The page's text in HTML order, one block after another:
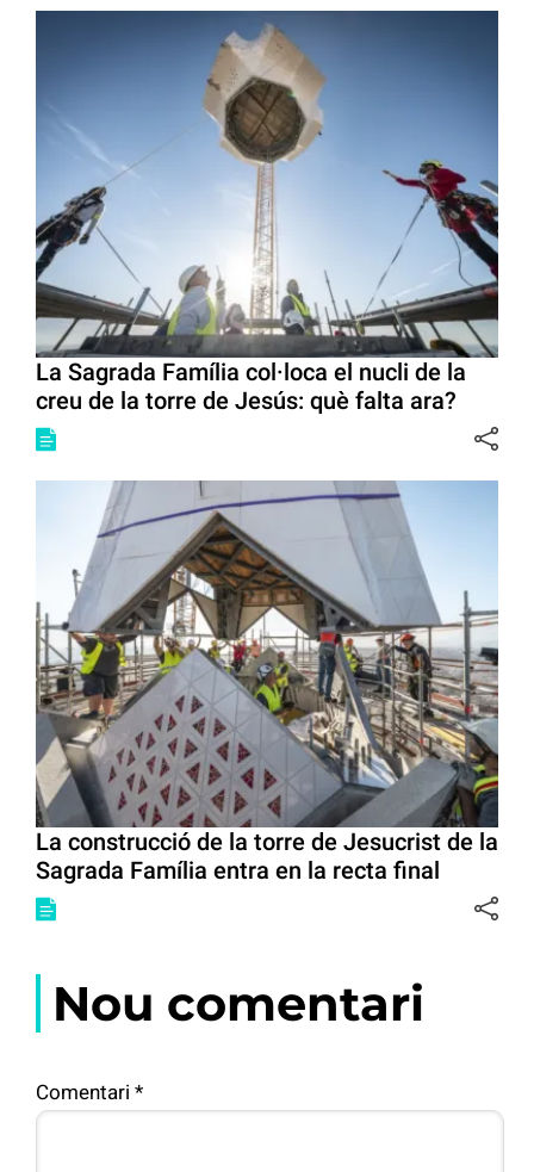
La Sagrada Família col·loca el nucli de la
creu de la torre de Jesús: què falta ara?
La construcció de la torre de Jesucrist de la
Sagrada Família entra en la recta final
Nou comentari
Comentari *